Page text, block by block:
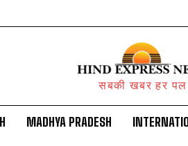
सबकी खबर हर पल
MADHYA PRADESH